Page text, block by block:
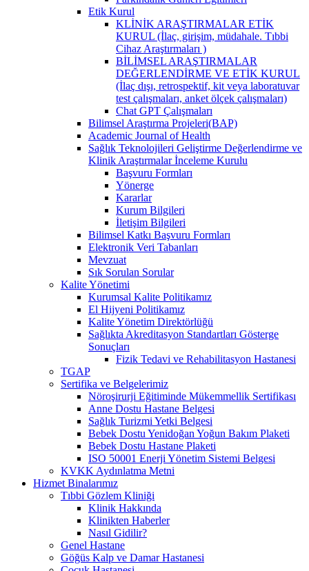
Etik Kurul
KLİNİK ARAŞTIRMALAR ETİK
KURUL (İlaç, girişim, müdahale. Tıbbi
Cihaz Araştırmaları )
BİLİMSEL ARAŞTIRMALAR
DEĞERLENDİRME VE ETİK KURUL
(İlaç dışı, retrospektif, kit veya laboratuvar
test çalışmaları, anket ölçek çalışmaları)
Chat GPT Çalışmaları
Bilimsel Araştırma Projeleri(BAP)
Academic Journal of Health
Sağlık Teknolojileri Geliştirme Değerlendirme ve
Klinik Araştırmalar İnceleme Kurulu
Başvuru Formları
Yönerge
Kararlar
Kurum Bilgileri
İletişim Bilgileri
Bilimsel Katkı Başvuru Formları
Elektronik Veri Tabanları
Mevzuat
Sık Sorulan Sorular
Kalite Yönetimi
Kurumsal Kalite Politikamız
El Hijyeni Politikamız
Kalite Yönetim Direktörlüğü
Sağlıkta Akreditasyon Standartları Gösterge
Sonuçları
Fizik Tedavi ve Rehabilitasyon Hastanesi
TGAP
Sertifika ve Belgelerimiz
Nöroşirurji Eğitiminde Mükemmellik Sertifikası
Anne Dostu Hastane Belgesi
Sağlık Turizmi Yetki Belgesi
Bebek Dostu Yenidoğan Yoğun Bakım Plaketi
Bebek Dostu Hastane Plaketi
ISO 50001 Enerji Yönetim Sistemi Belgesi
KVKK Aydınlatma Metni
Hizmet Binalarımız
Tıbbi Gözlem Kliniği
Klinik Hakkında
Klinikten Haberler
Nasıl Gidilir?
Genel Hastane
Göğüs Kalp ve Damar Hastanesi